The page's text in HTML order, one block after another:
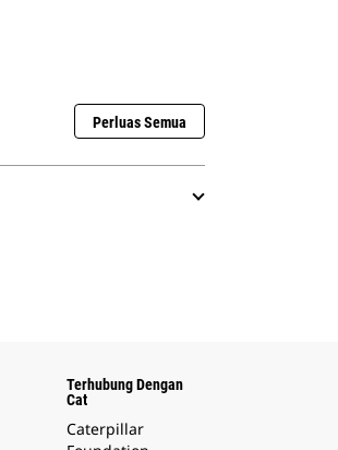
Perluas Semua
Terhubung Dengan
Cat
Caterpillar